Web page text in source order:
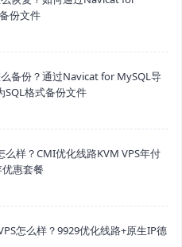
份文件
备份？通过Navicat for MySQL导
格式备份文件
么样？CMI优化线路KVM VPS年付
惠套餐
怎么样？9929优化线路+原生IP德